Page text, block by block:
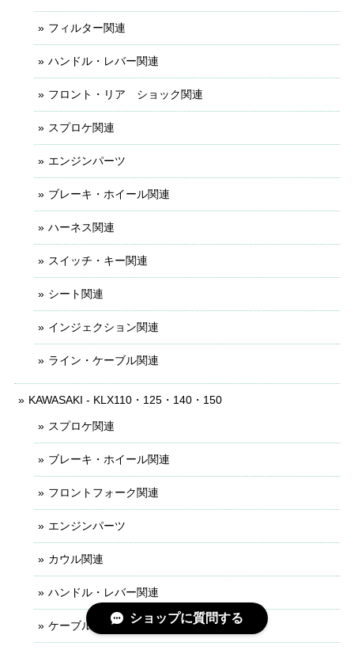
フィルター関連
ハンドル・レバー関連
フロント・リア ショック関連
スプロケ関連
エンジンパーツ
ブレーキ・ホイール関連
ハーネス関連
スイッチ・キー関連
シート関連
インジェクション関連
ライン・ケーブル関連
KAWASAKI - KLX110・125・140・150
スプロケ関連
ブレーキ・ホイール関連
フロントフォーク関連
エンジンパーツ
カウル関連
ハンドル・レバー関連
ケーブル・ライン関連
ショップに質問する